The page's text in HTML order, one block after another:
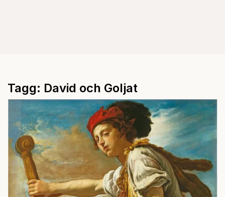
Tagg: David och Goljat